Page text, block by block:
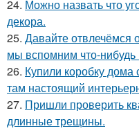
24. Можно назвать что
декора.
25. Давайте отвлечёмся
мы вспомним что-нибудь
26. Купили коробку дома
там настоящий
27. Пришли проверить
длинные трещины.